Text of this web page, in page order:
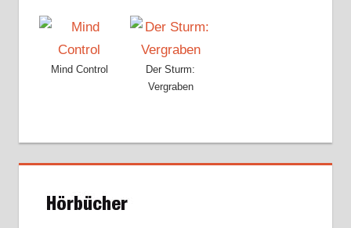
Mind Control
Der Sturm:
Vergraben